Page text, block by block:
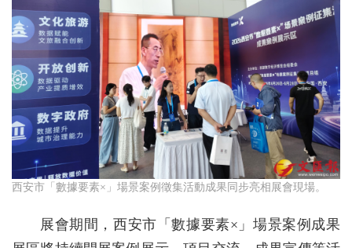
西安市「數據要素×」場景案例徵集活動成果同步亮相展會現場。
展會期間，西安市「數據要素×」場景案例成果